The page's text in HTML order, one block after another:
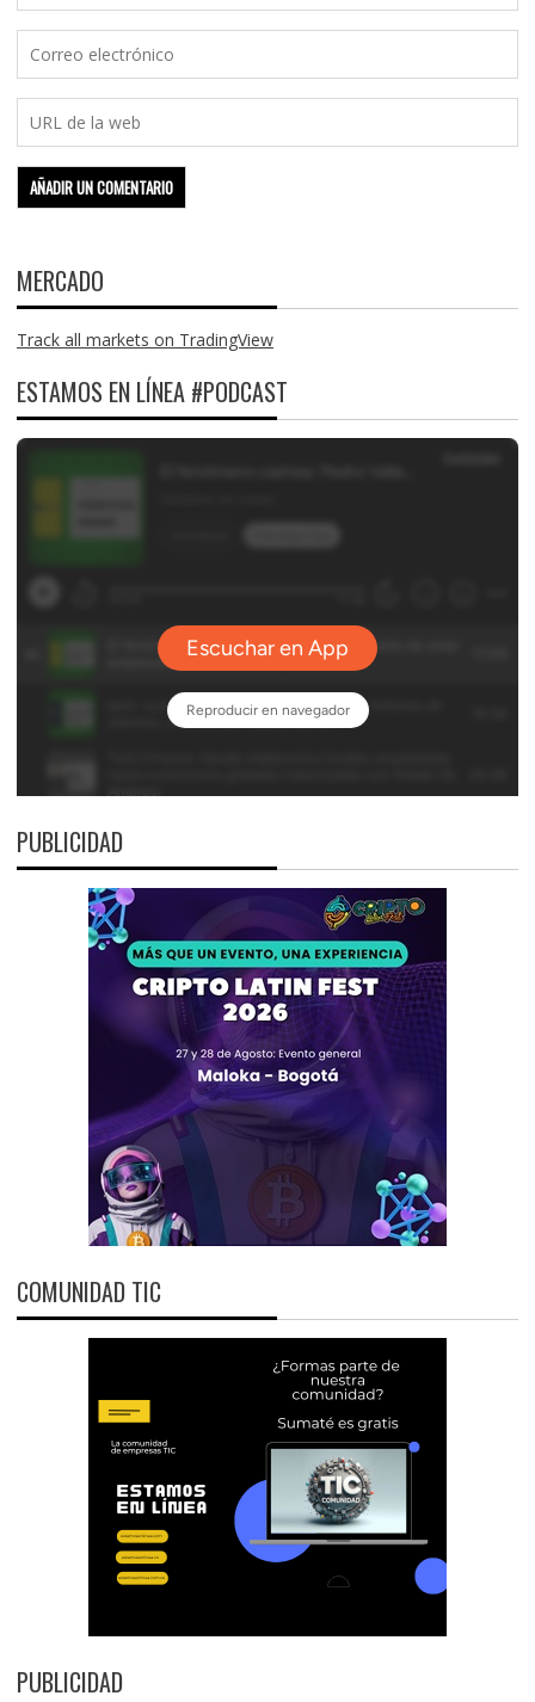
MERCADO
Track all markets on TradingView
ESTAMOS EN LÍNEA #PODCAST
PUBLICIDAD
COMUNIDAD TIC
PUBLICIDAD